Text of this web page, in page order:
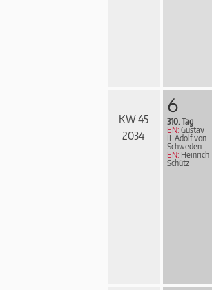
KW 45
2034
6
310. Tag
EN: Gustav
II. Adolf von
Schweden
EN: Heinrich
Schütz